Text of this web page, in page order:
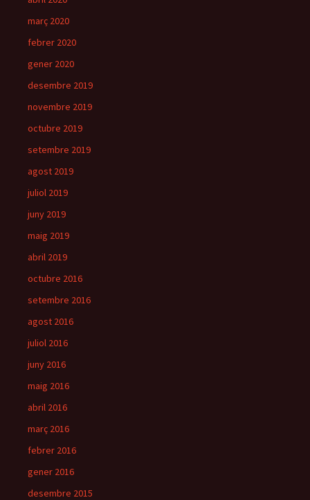
març 2020
febrer 2020
gener 2020
desembre 2019
novembre 2019
octubre 2019
setembre 2019
agost 2019
juliol 2019
juny 2019
maig 2019
abril 2019
octubre 2016
setembre 2016
agost 2016
juliol 2016
juny 2016
maig 2016
abril 2016
març 2016
febrer 2016
gener 2016
desembre 2015